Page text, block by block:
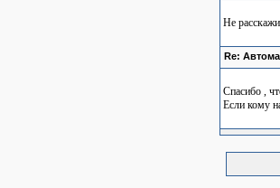
Не
Re:
Спасибо ,
Если кому